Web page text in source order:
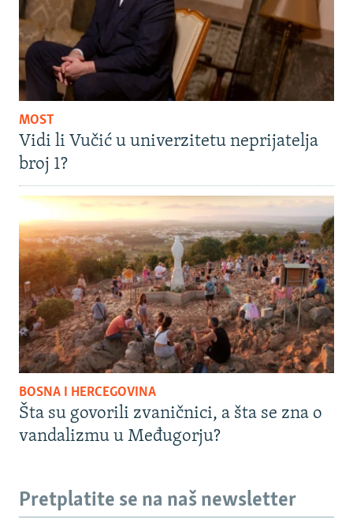
MOST
Vidi li Vučić u univerzitetu neprijatelja
broj 1?
BOSNA I HERCEGOVINA
Šta su govorili zvaničnici, a šta se zna o
vandalizmu u Međugorju?
Pretplatite se na naš newsletter